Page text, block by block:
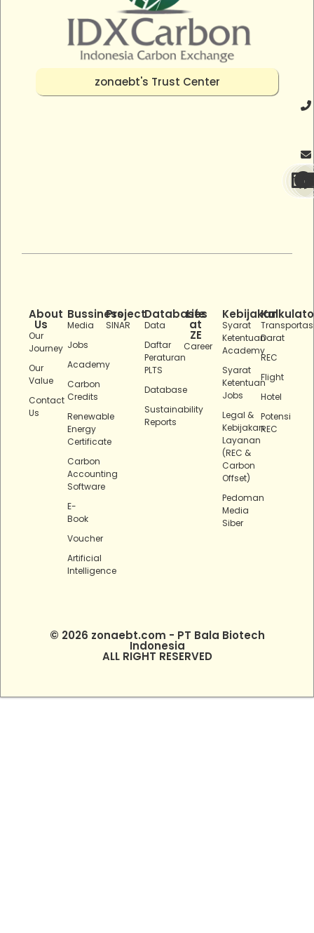
zonaebt's Trust Center
About
Us
Our
Journey
Our
Value
Contact
Us
Bussiness
Media
Jobs
Academy
Carbon
Credits
Renewable
Energy
Certificate
Carbon
Accounting
Software
E-
Book
Voucher
Artificial
Intelligence
Project
SINAR
Databases
Data
Daftar
Peraturan
PLTS
Database
Sustainability
Reports
Life
at
ZE
Career
Kebijakan
Syarat
Ketentuan
Academy
Syarat
Ketentuan
Jobs
Legal &
Kebijakan
Layanan
(REC &
Carbon
Offset)
Pedoman
Media
Siber
Darat
REC
Flight
Hotel
Potensi
REC
© 2026 zonaebt.com - PT Bala Biotech
Indonesia
ALL RIGHT RESERVED